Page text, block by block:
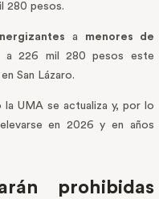
280 pesos.
a menores de
a 226 mil 280 pesos este
San Lázaro.
UMA se actualiza y, por lo
en 2026 y en años
prohibidas